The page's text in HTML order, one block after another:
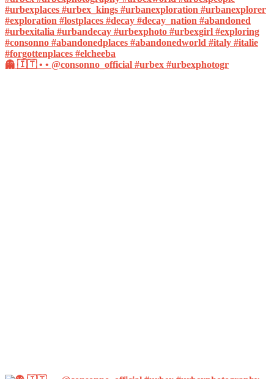
👻 🇮🇹 • • @consonno_official #urbex #urbexphotogr